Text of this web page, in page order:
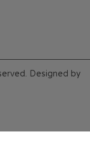
Designed by